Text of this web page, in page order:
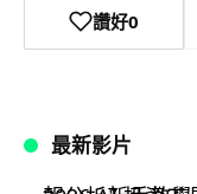
讚好0
最新影片